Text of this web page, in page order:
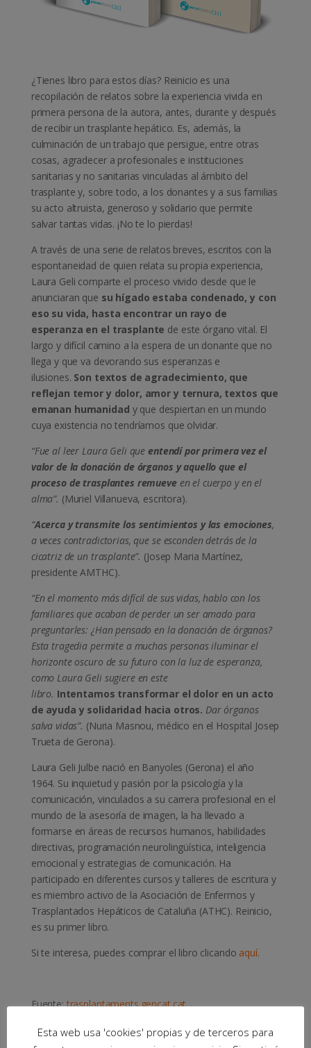
¿Tienes libro para estos días? Reinicio es una
recopilación de relatos sobre la experiencia vivida en
primera persona de la autora, antes, durante y después
de recibir un trasplante hepático. Es, además, la
culminación de un trabajo que persigue, entre otras
cosas, agradecer a profesionales e instituciones
sanitarias y no sanitarias vinculadas al ámbito del
trasplante y, sobre todo, a los donantes y a sus familias
su acto altruista, generoso y solidario que permite
salvar tantas vidas. ¡No te lo pierdas!
A través de una serie de relatos breves, escritos con la
espontaneidad de quien relata su propia experiencia,
Laura Geli comparte el proceso vivido desde que le
anunciaran que su hígado estaba condenado, y con
eso su vida, hasta encontrar un rayo de
esperanza en el trasplante de este órgano vital. El
largo y difícil camino a la espera de un donante que no
llega y que va devorando sus esperanzas e
ilusiones. Son textos de agradecimiento, que
reflejan temor y dolor, amor y ternura, textos que
emanan humanidad y que despiertan en un mundo
cuya existencia no tendríamos que olvidar.
“Fue al leer Laura Geli queentendí por primera vez el
valor de la donación de órganos y aquello que el
proceso de trasplantes remueveen el cuerpo y en el
alma”. (Muriel Villanueva, escritora).
“Acerca y transmite los sentimientos y las emociones,
a veces contradictorias, que se esconden detrás de la
cicatriz de un trasplante”. (Josep Maria Martínez,
presidente AMTHC).
“En el momento más difícil de sus vidas, hablo con los
familiares que acaban de perder un ser amado para
preguntarles: ¿Han pensado en la donación de órganos?
Esta tragedia permite a muchas personas iluminar el
horizonte oscuro de su futuro con la luz de esperanza,
como Laura Geli sugiere en este
libro. Intentamos transformar el dolor en un acto
de ayuda y solidaridad hacia otros. Dar órganos
salva vidas”. (Nuria Masnou, médico en el Hospital Josep
Trueta de Gerona).
Laura Geli Julbe nació en Banyoles (Gerona) el año
1964. Su inquietud y pasión por la psicología y la
comunicación, vinculados a su carrera profesional en el
mundo de la asesoría de imagen, la ha llevado a
formarse en áreas de recursos humanos, habilidades
directivas, programación neurolingüística, inteligencia
emocional y estrategias de comunicación. Ha
participado en diferentes cursos y talleres de escritura y
es miembro activo de la Asociación de Enfermos y
Trasplantados Hepáticos de Cataluña (ATHC). Reinicio,
es su primer libro.
Si te interesa, puedes comprar el libro clicando aquí.
Fuente:trasplantaments.gencat.cat
Esta web usa 'cookies' propias y de terceros para